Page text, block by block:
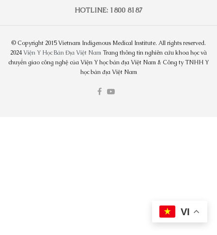
HOTLINE: 1800 8187
© Copyright 2015 Vietnam Indigenous Medical Institute. All rights reserved.
2024Viện Y Học Bản Địa Việt NamTrang thông tin nghiên cứu khoa học và
chuyển giao công nghệ của Viện Y học bản địa Việt Nam & Công ty TNHH Y
học bản địa Việt Nam
VI